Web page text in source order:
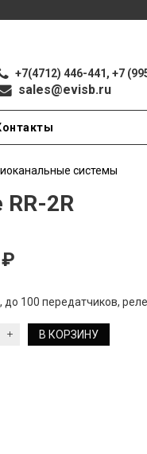
+7(4712) 446-441, +7
sales@evisb.ru
системы
2R
до 100 передатчиков,
В КОРЗИНУ